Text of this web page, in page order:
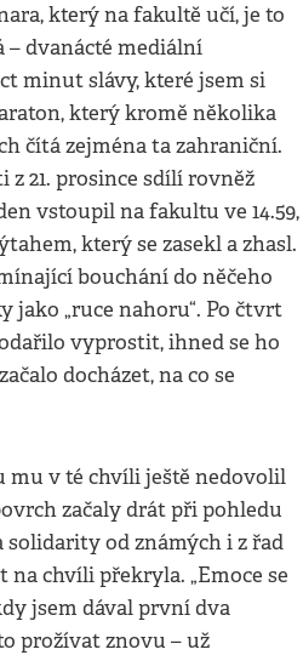
který na fakultě učí, je to
– dvanácté mediální
minut slávy, které jsem si
který kromě několika
čítá zejména ta zahraniční.
z 21. prosince sdílí rovněž
vstoupil na fakultu ve 14.59,
který se zasekl a zhasl.
bouchání do něčeho
„ruce nahoru“. Po čtvrt
vyprostit, ihned se ho
docházet, na co se
mu v té chvíli ještě nedovolil
začaly drát při pohledu
solidarity od známých i z řad
chvíli překryla. „Emoce se
jsem dával první dva
prožívat znovu – už